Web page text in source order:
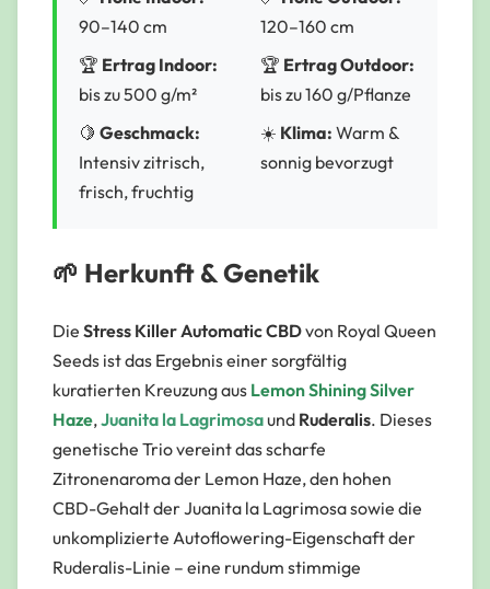
90–140 cm
120–160 cm
🏆 Ertrag Indoor:
bis zu 500 g/m²
🏆 Ertrag Outdoor:
bis zu 160 g/Pflanze
🍋 Geschmack:
Intensiv zitrisch,
frisch, fruchtig
☀️ Klima: Warm &
sonnig bevorzugt
🌱 Herkunft & Genetik
Die Stress Killer Automatic CBDvon Royal Queen
Seeds ist das Ergebnis einer sorgfältig
kuratierten Kreuzung aus Lemon Shining Silver
Haze,Juanita la Lagrimosaund Ruderalis. Dieses
genetische Trio vereint das scharfe
Zitronenaroma der Lemon Haze, den hohen
CBD-Gehalt der Juanita la Lagrimosa sowie die
unkomplizierte Autoflowering-Eigenschaft der
Ruderalis-Linie – eine rundum stimmige